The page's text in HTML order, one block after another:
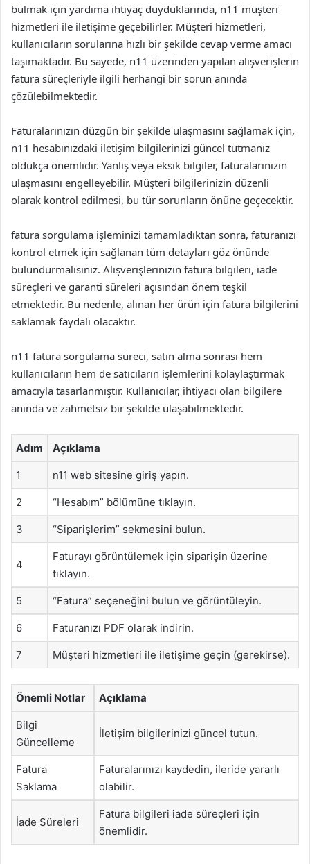
bulmak için yardıma ihtiyaç duyduklarında, n11 müşteri
hizmetleri ile iletişime geçebilirler. Müşteri hizmetleri,
kullanıcıların sorularına hızlı bir şekilde cevap verme amacı
taşımaktadır. Bu sayede, n11 üzerinden yapılan alışverişlerin
fatura süreçleriyle ilgili herhangi bir sorun anında
çözülebilmektedir.
Faturalarınızın düzgün bir şekilde ulaşmasını sağlamak için,
n11 hesabınızdaki iletişim bilgilerinizi güncel tutmanız
oldukça önemlidir. Yanlış veya eksik bilgiler, faturalarınızın
ulaşmasını engelleyebilir. Müşteri bilgilerinizin düzenli
olarak kontrol edilmesi, bu tür sorunların önüne geçecektir.
fatura sorgulama işleminizi tamamladıktan sonra, faturanızı
kontrol etmek için sağlanan tüm detayları göz önünde
bulundurmalısınız. Alışverişlerinizin fatura bilgileri, iade
süreçleri ve garanti süreleri açısından önem teşkil
etmektedir. Bu nedenle, alınan her ürün için fatura bilgilerini
saklamak faydalı olacaktır.
n11 fatura sorgulama süreci, satın alma sonrası hem
kullanıcıların hem de satıcıların işlemlerini kolaylaştırmak
amacıyla tasarlanmıştır. Kullanıcılar, ihtiyacı olan bilgilere
anında ve zahmetsiz bir şekilde ulaşabilmektedir.
Adım Açıklama
1 n11 web sitesine giriş yapın.
2 “Hesabım” bölümüne tıklayın.
3 “Siparişlerim” sekmesini bulun.
4
Faturayı görüntülemek için siparişin üzerine
tıklayın.
5 “Fatura” seçeneğini bulun ve görüntüleyin.
6 Faturanızı PDF olarak indirin.
7 Müşteri hizmetleri ile iletişime geçin (gerekirse).
Önemli Notlar Açıklama
Bilgi
Güncelleme
İletişim bilgilerinizi güncel tutun.
Fatura
Saklama
Faturalarınızı kaydedin, ileride yararlı
olabilir.
İade Süreleri
Fatura bilgileri iade süreçleri için
önemlidir.